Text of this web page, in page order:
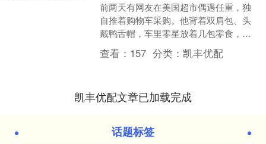
前两天有网友在美国超市偶遇任重，独
自推着购物车采购。他背着双肩包、头
戴鸭舌帽，车里零星放着几包零食，朴
素得像个普通留学生。 就在大家还在回
味这幕"明星隐身术"时....
查看： 157 分类： 凯丰优配
凯丰优配文章已加载完成
话题标签